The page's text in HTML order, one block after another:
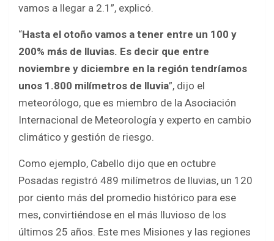
vamos a llegar a 2.1”, explicó.
“Hasta el otoño vamos a tener entre un 100 y
200% más de lluvias. Es decir que entre
noviembre y diciembre en la región tendríamos
unos 1.800 milímetros de lluvia”, dijo el
meteorólogo, que es miembro de la Asociación
Internacional de Meteorología y experto en cambio
climático y gestión de riesgo.
Como ejemplo, Cabello dijo que en octubre
Posadas registró 489 milímetros de lluvias, un 120
por ciento más del promedio histórico para ese
mes, convirtiéndose en el más lluvioso de los
últimos 25 años. Este mes Misiones y las regiones